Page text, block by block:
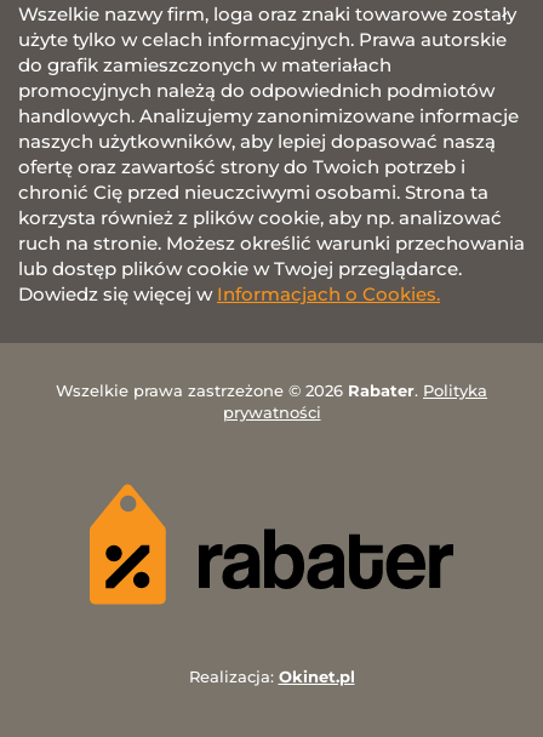
Wszelkie nazwy firm, loga oraz znaki towarowe zostały
użyte tylko w celach informacyjnych. Prawa autorskie
do grafik zamieszczonych w materiałach
promocyjnych należą do odpowiednich podmiotów
handlowych. Analizujemy zanonimizowane informacje
naszych użytkowników, aby lepiej dopasować naszą
ofertę oraz zawartość strony do Twoich potrzeb i
chronić Cię przed nieuczciwymi osobami. Strona ta
korzysta również z plików cookie, aby np. analizować
ruch na stronie. Możesz określić warunki przechowania
lub dostęp plików cookie w Twojej przeglądarce.
Dowiedz się więcej w Informacjach o Cookies.
Wszelkie prawa zastrzeżone © 2026 Rabater. Polityka
prywatności
Realizacja: Okinet.pl